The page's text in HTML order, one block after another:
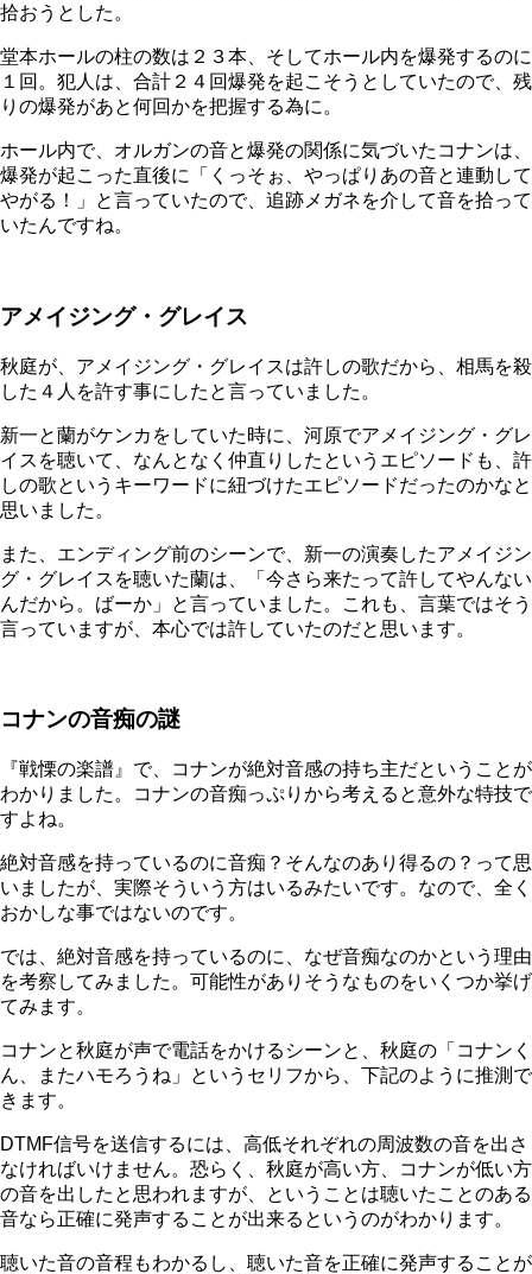
拾おうとした。
堂本ホールの柱の数は２３本、そしてホール内を爆発するのに
１回。犯人は、合計２４回爆発を起こそうとしていたので、残
りの爆発があと何回かを把握する為に。
ホール内で、オルガンの音と爆発の関係に気づいたコナンは、
爆発が起こった直後に「くっそぉ、やっぱりあの音と連動して
やがる！」と言っていたので、追跡メガネを介して音を拾って
いたんですね。
アメイジング・グレイス
秋庭が、アメイジング・グレイスは許しの歌だから、相馬を殺
した４人を許す事にしたと言っていました。
新一と蘭がケンカをしていた時に、河原でアメイジング・グレ
イスを聴いて、なんとなく仲直りしたというエピソードも、許
しの歌というキーワードに紐づけたエピソードだったのかなと
思いました。
また、エンディング前のシーンで、新一の演奏したアメイジン
グ・グレイスを聴いた蘭は、「今さら来たって許してやんない
んだから。ばーか」と言っていました。これも、言葉ではそう
言っていますが、本心では許していたのだと思います。
コナンの音痴の謎
『戦慄の楽譜』で、コナンが絶対音感の持ち主だということが
わかりました。コナンの音痴っぷりから考えると意外な特技で
すよね。
絶対音感を持っているのに音痴？そんなのあり得るの？って思
いましたが、実際そういう方はいるみたいです。なので、全く
おかしな事ではないのです。
では、絶対音感を持っているのに、なぜ音痴なのかという理由
を考察してみました。可能性がありそうなものをいくつか挙げ
てみます。
コナンと秋庭が声で電話をかけるシーンと、秋庭の「コナンく
ん、またハモろうね」というセリフから、下記のように推測で
きます。
DTMF信号を送信するには、高低それぞれの周波数の音を出さ
なければいけません。恐らく、秋庭が高い方、コナンが低い方
の音を出したと思われますが、ということは聴いたことのある
音なら正確に発声することが出来るというのがわかります。
聴いた音の音程もわかるし、聴いた音を正確に発声することが